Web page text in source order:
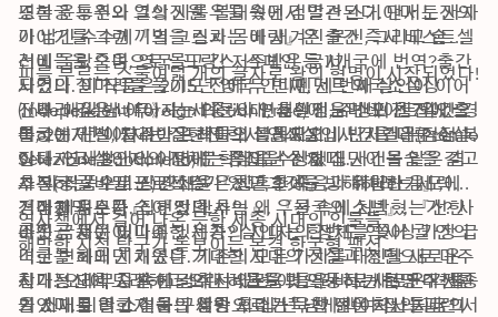
또한 윤동주와 그의 시를 불태웠던 검열관 스기야마 도잔의
이야기를 그린 『별을 스치는 바람』은 출간 즉시 베스트셀
러에 올랐으며, 영국, 프랑스, 스페인 등 11개국에 번역?출간
되었다. 이 작품은 2015년 영국 인디펜던트 외국소설상
(Independent Foreign Fiction Prize)에 노미네이트되었으
며, 2017년 이탈리아 프레미오 셀레지오네 반카렐라(Premio
Selezione Bancarella) 문학상을 수상했다.
그 외 작품으로 장편소설 『천년 후에』, 『해바라기』,
『마지막 소풍』, 『악의 추억』, 『천국의 소년』, 『선한
이웃』 등이 있다.
경복궁 후원의 열상진원 우물 속에서 발견된다. 단서는 사자
가 남긴 수수께끼의 그림과 몸에 새겨진 문신, 그리고 숱한
선비들을 죽음으로 몰고 간 저주받은 금서.
사건의 실마리를 풀기도 전에 두 번째, 세 번째 살인이 이어
진다. 매일 밤 이어지는 의문의 연쇄살인, 주상의 침전에 출
몰하는 귀신, 저주받은 책들의 공동묘지…… 사건은 점점 복
잡해지고 살인자의 정체는 종잡을 수 없다. 사건을 맡은 겸
사복(궁궐 수비군) 강채윤은 참혹한 죽음과 위험한 음모에
점점 빠져든다. 집현전 학사는 왜 우물 속에 처박혔는가? 사
라진 금서는 어디에 있는가? 살인자의 정체를 쫓아 궐 안의
미로를 헤매던 채윤은 거대한 시대의 진실과 정면으로 마주
친다. 오리무중 속에 감춰져 있던 이들은 바로 새로운 격물
의 시대를 열고자 하는 열망으로 가득 찬 젊은 학사들과 그
피를 부르는 스물여덟 개의 글자로 왕의 혁명이 시작되었다!
《뿌리 깊은 나무》는 세종 시대, 훈민정음 반포 전 7일간 경
복궁에서 벌어지는 집현전 학사 연쇄살인사건을 다룬 소설
이다. 연쇄살인의 이면에는 뛰어난 천재 집단이 목숨을 걸고
추진하는 비밀 프로젝트가 있고 그것을 방해하려는 세력의
거대한 음모가 숨어 있다.
주인공 채윤이 마주한 세종의 시대는 한반도 역사상 가장 급
격한 변화의 시기였다. 기존의 모든 가치를 대신할 새로운
시대정신이 도래하고 오랜 허물을 벗으려 하는 문명 대전환
기였다. 이러한 격동의 세종 시대는 육백 년이 지난 지금의
역사책에서 걸어 나온 듯한 세종 시대의 인물들
해박한 지적 탐구가 돋보이는 본격 한국형 팩션
작가는 대학 시절 한글의 신비로움과 역동적 개혁 군주 세종
을 소재로 한 소설을 구상한 후 십 년 넘게 백여 점의 관련 서